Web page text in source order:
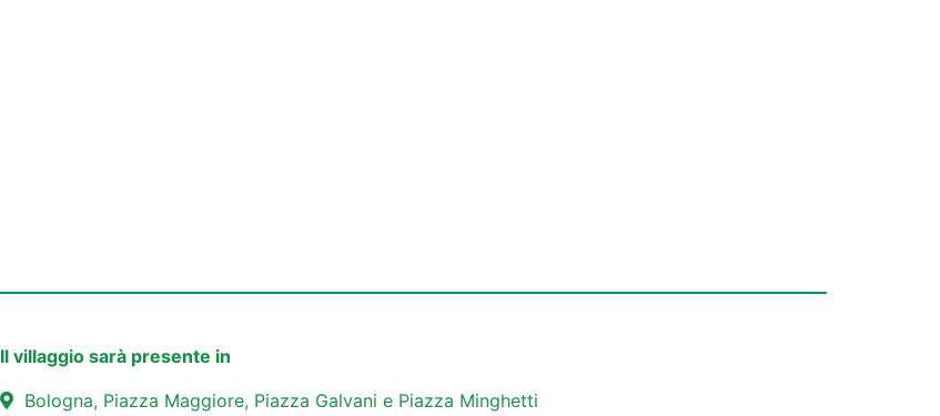
Il villaggio sarà presente in
Bologna, Piazza Maggiore, Piazza Galvani e Piazza Minghetti